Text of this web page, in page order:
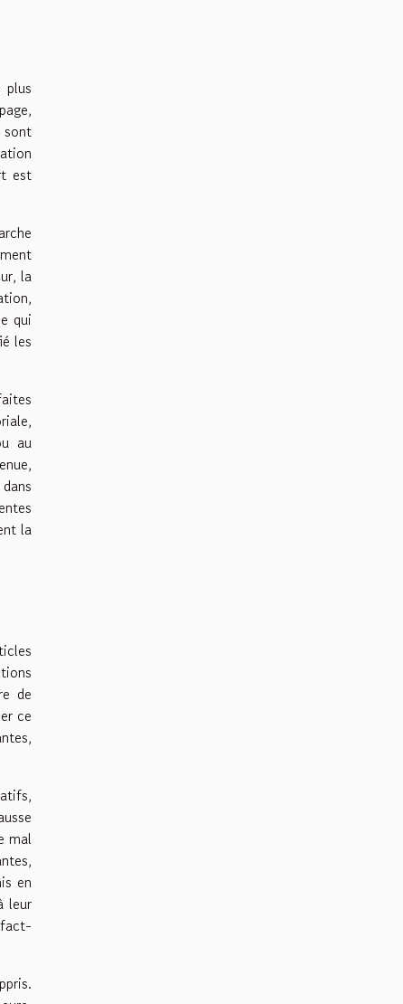
sont
est
la
qui
les
au
la
de
ce
mal
en
leur